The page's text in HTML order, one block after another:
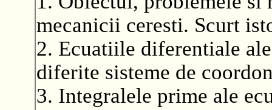
mecanicii ceresti. Scurt
2. Ecuatiile diferentiale
diferite sisteme de
3. Integralele prime ale